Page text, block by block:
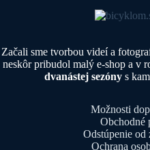
Začali sme tvorbou videí a
neskôr pribudol malý e-shop a v
dvanástej sezónys
Možnosti
Obchodné
Odstúpenie
Ochrana